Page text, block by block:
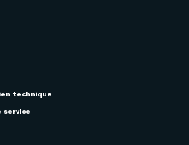
télévision SOFI
technique
service